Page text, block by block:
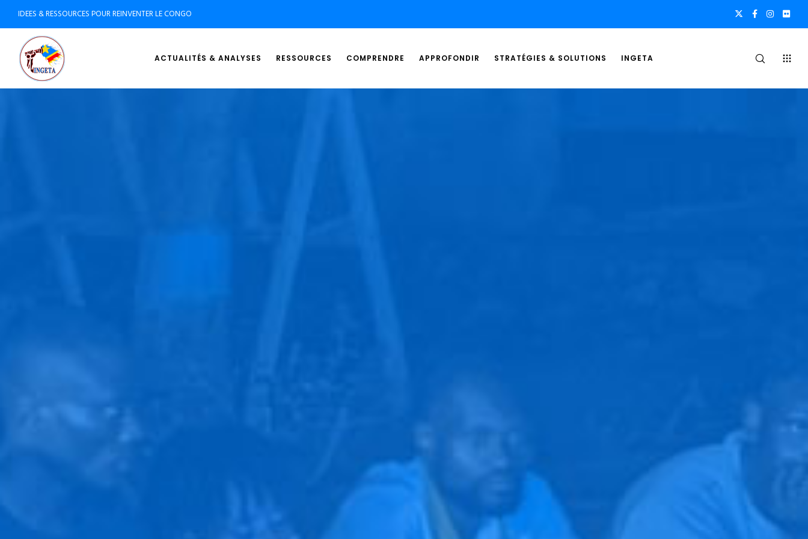
IDEES & RESSOURCES POUR REINVENTER LE CONGO
ACTUALITÉS & ANALYSES RESSOURCES COMPRENDRE APPROFONDIR STRATÉGIES & SOLUTIONS INGETA